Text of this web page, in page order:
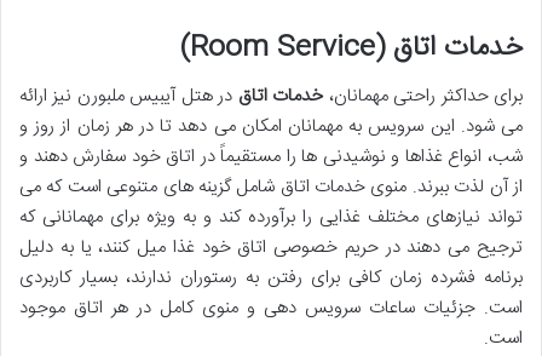
خدمات اتاق (Room Service)
برای حداکثر راحتی مهمانان،خدمات اتاق در هتل آیبیس ملبورن نیز ارائه
می شود. این سرویس به مهمانان امکان می دهد تا در هر زمان از روز و
شب، انواع غذاها و نوشیدنی ها را مستقیماً در اتاق خود سفارش دهند و
از آن لذت ببرند. منوی خدمات اتاق شامل گزینه های متنوعی است که می
تواند نیازهای مختلف غذایی را برآورده کند و به ویژه برای مهمانانی که
ترجیح می دهند در حریم خصوصی اتاق خود غذا میل کنند، یا به دلیل
برنامه فشرده زمان کافی برای رفتن به رستوران ندارند، بسیار کاربردی
است. جزئیات ساعات سرویس دهی و منوی کامل در هر اتاق موجود
است.